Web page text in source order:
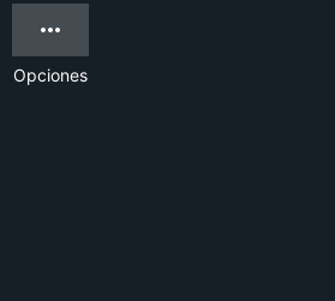
Opciones